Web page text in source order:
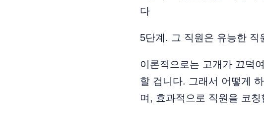
다
5단계. 그 직원은 유능한 직
이론적으로는 고개가 끄덕
할 겁니다. 그래서 어떻게
며, 효과적으로 직원을 코